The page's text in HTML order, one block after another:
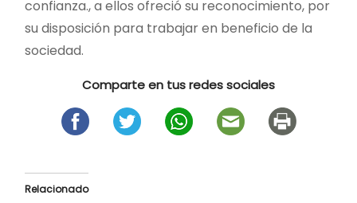
confianza., a ellos ofreció su reconocimiento, por
su disposición para trabajar en beneficio de la
sociedad.
Comparte en tus redes sociales
Relacionado